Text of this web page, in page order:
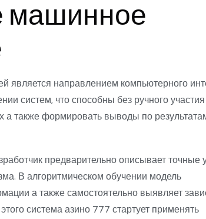
машинное
является направлением компьютерного
систем, что способны без ручного участия
а также формировать выводы по
предварительно описывает точные
В алгоритмическом обучении модель
а также самостоятельно выявляет
система азино 777 стартует применять